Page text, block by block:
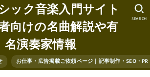
ック音楽入門サイト
向けの名曲解説や有
名演奏家情報
お仕事・広告掲載ご依頼ページ｜記事制作・SEO・
SEARCH